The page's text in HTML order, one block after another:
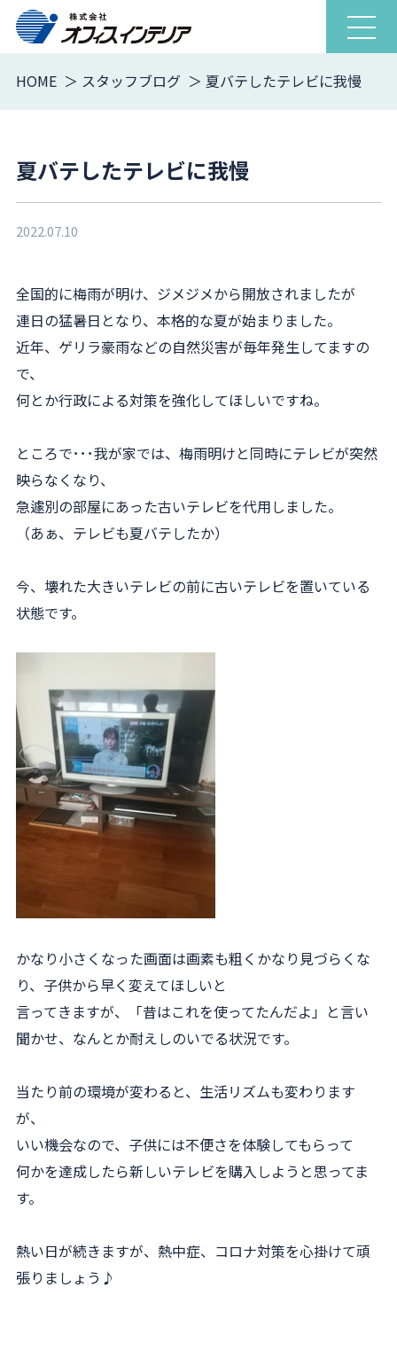
ナ
ビ
開
HOME スタッフブログ 夏バテしたテレビに我慢
夏バテしたテレビに我慢
2022.07.10
全国的に梅雨が明け、ジメジメから開放されましたが
連日の猛暑日となり、本格的な夏が始まりました。
近年、ゲリラ豪雨などの自然災害が毎年発生してますの
で、
何とか行政による対策を強化してほしいですね。
ところで･･･我が家では、梅雨明けと同時にテレビが突然
映らなくなり、
急遽別の部屋にあった古いテレビを代用しました。
（あぁ、テレビも夏バテしたか）
今、壊れた大きいテレビの前に古いテレビを置いている
状態です。
かなり小さくなった画面は画素も粗くかなり見づらくな
り、子供から早く変えてほしいと
言ってきますが、「昔はこれを使ってたんだよ」と言い
聞かせ、なんとか耐えしのいでる状況です。
当たり前の環境が変わると、生活リズムも変わります
が、
いい機会なので、子供には不便さを体験してもらって
何かを達成したら新しいテレビを購入しようと思ってま
す。
熱い日が続きますが、熱中症、コロナ対策を心掛けて頑
張りましょう♪